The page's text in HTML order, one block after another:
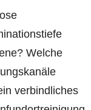
Welche
verbindliches